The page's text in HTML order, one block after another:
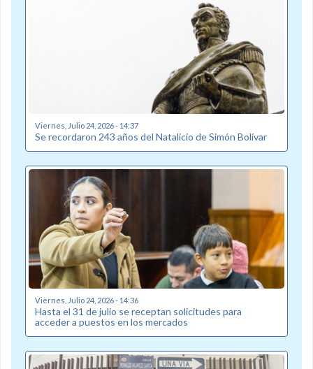
Viernes, Julio 24, 2026 - 14:37
Se recordaron 243 años del Natalicio de Simón Bolívar
Viernes, Julio 24, 2026 - 14:36
Hasta el 31 de julio se receptan solicitudes para
acceder a puestos en los mercados